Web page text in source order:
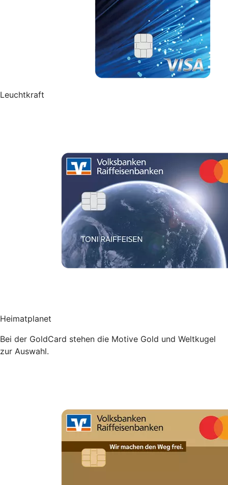
Leuchtkraft
Heimatplanet
Bei der GoldCard stehen die Motive Gold und Weltkugel
zur Auswahl.